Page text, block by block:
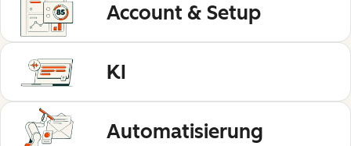
Account & Setup
KI
Automatisierung